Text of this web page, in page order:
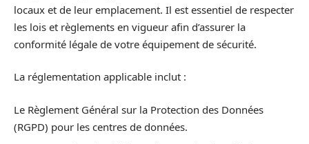
locaux et de leur emplacement. Il est essentiel de respecter
les lois et règlements en vigueur afin d’assurer la
conformité légale de votre équipement de sécurité.
La réglementation applicable inclut :
Le Règlement Général sur la Protection des Données
(RGPD) pour les centres de données.